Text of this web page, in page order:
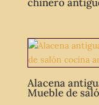
Alacena
Mueble de